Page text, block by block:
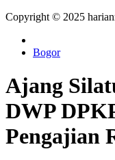
Copyright © 2025
Bogor
Ajang
DWP
Pengajian